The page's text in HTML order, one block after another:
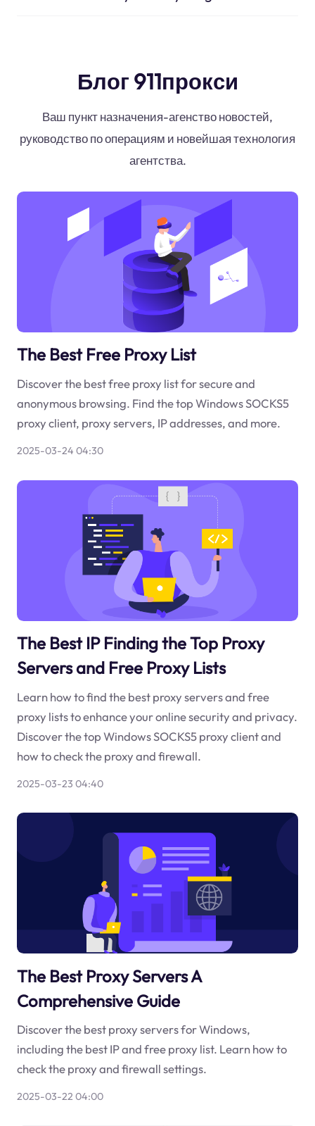
Блог 911прокси
Ваш пункт назначения-агенство новостей,
руководство по операциям и новейшая технология
агентства.
The Best Free Proxy List
Discover the best free proxy list for secure and
anonymous browsing. Find the top Windows SOCKS5
proxy client, proxy servers, IP addresses, and more.
2025-03-24 04:30
The Best IP Finding the Top Proxy
Servers and Free Proxy Lists
Learn how to find the best proxy servers and free
proxy lists to enhance your online security and privacy.
Discover the top Windows SOCKS5 proxy client and
how to check the proxy and firewall.
2025-03-23 04:40
The Best Proxy Servers A
Comprehensive Guide
Discover the best proxy servers for Windows,
including the best IP and free proxy list. Learn how to
check the proxy and firewall settings.
2025-03-22 04:00